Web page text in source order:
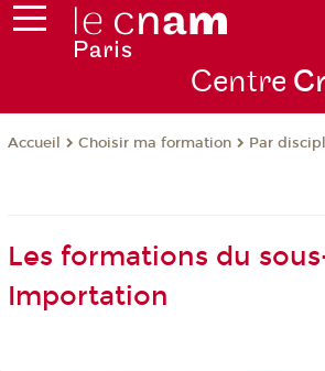
Centre
Accueil Choisir ma formation Par
Les formations du
Importation